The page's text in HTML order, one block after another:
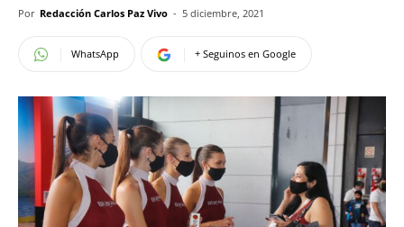
Por Redacción Carlos Paz Vivo - 5 diciembre, 2021
WhatsApp + Seguinos en Google